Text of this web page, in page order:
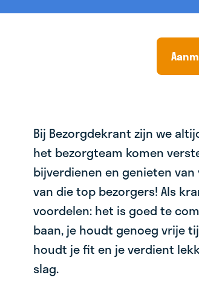
Bij Bezorgdekrant zijn we
het bezorgteam komen
bijverdienen en genieten
van die top bezorgers! Als
voordelen: het is goed te
baan, je houdt genoeg vrije
houdt je fit en je verdient
slag.